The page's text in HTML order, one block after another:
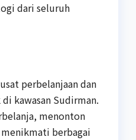
dari seluruh
perbelanjaan dan
kawasan Sudirman.
menonton
berbagai